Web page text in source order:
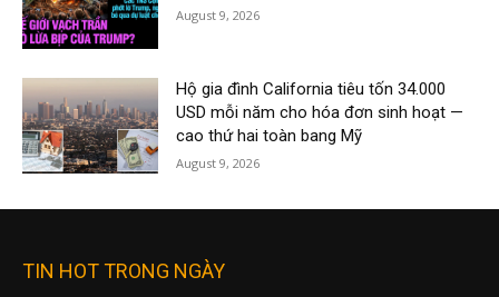
August 9, 2026
Hộ gia đình California tiêu tốn 34.000
USD mỗi năm cho hóa đơn sinh hoạt —
cao thứ hai toàn bang Mỹ
August 9, 2026
TIN HOT TRONG NGÀY